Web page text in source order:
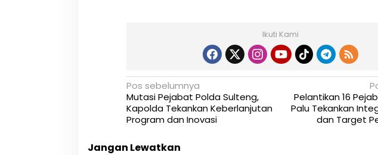
Ikuti Kami
N
a
v
i
Pos sebelumnya
Mutasi Pejabat Polda Sulteng,
Kapolda Tekankan Keberlanjutan
Program dan Inovasi
Pelantikan 16
Palu Tekankan
dan Target
Jangan Lewatkan